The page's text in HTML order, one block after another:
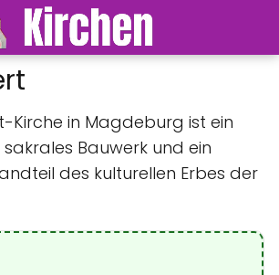
Kirche in Magdeburg ist ein
Bauwerk und ein
des kulturellen Erbes der